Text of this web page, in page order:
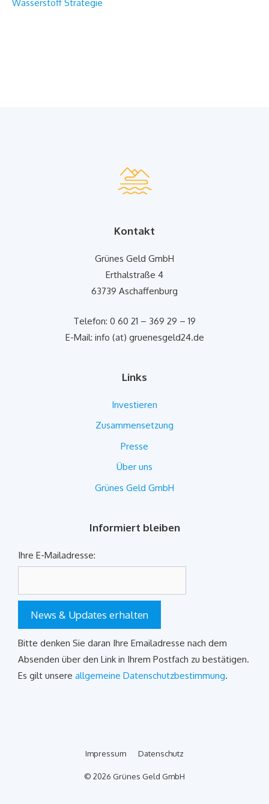
Wasserstoff Strategie
Kontakt
Grünes Geld GmbH
Erthalstraße 4
63739 Aschaffenburg
Telefon: 0 60 21 – 369 29 – 19
E-Mail: info (at) gruenesgeld24.de
Links
Investieren
Zusammensetzung
Presse
Über uns
Grünes Geld GmbH
Informiert bleiben
Ihre E-Mailadresse:
News & Updates erhalten
Bitte denken Sie daran Ihre Emailadresse nach dem
Absenden über den Link in Ihrem Postfach zu bestätigen.
Es gilt unsere allgemeine Datenschutzbestimmung.
Impressum Datenschutz
© 2026 Grünes Geld GmbH